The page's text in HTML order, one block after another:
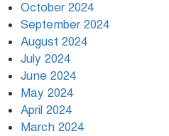
October 2024
September 2024
August 2024
July 2024
June 2024
May 2024
April 2024
March 2024